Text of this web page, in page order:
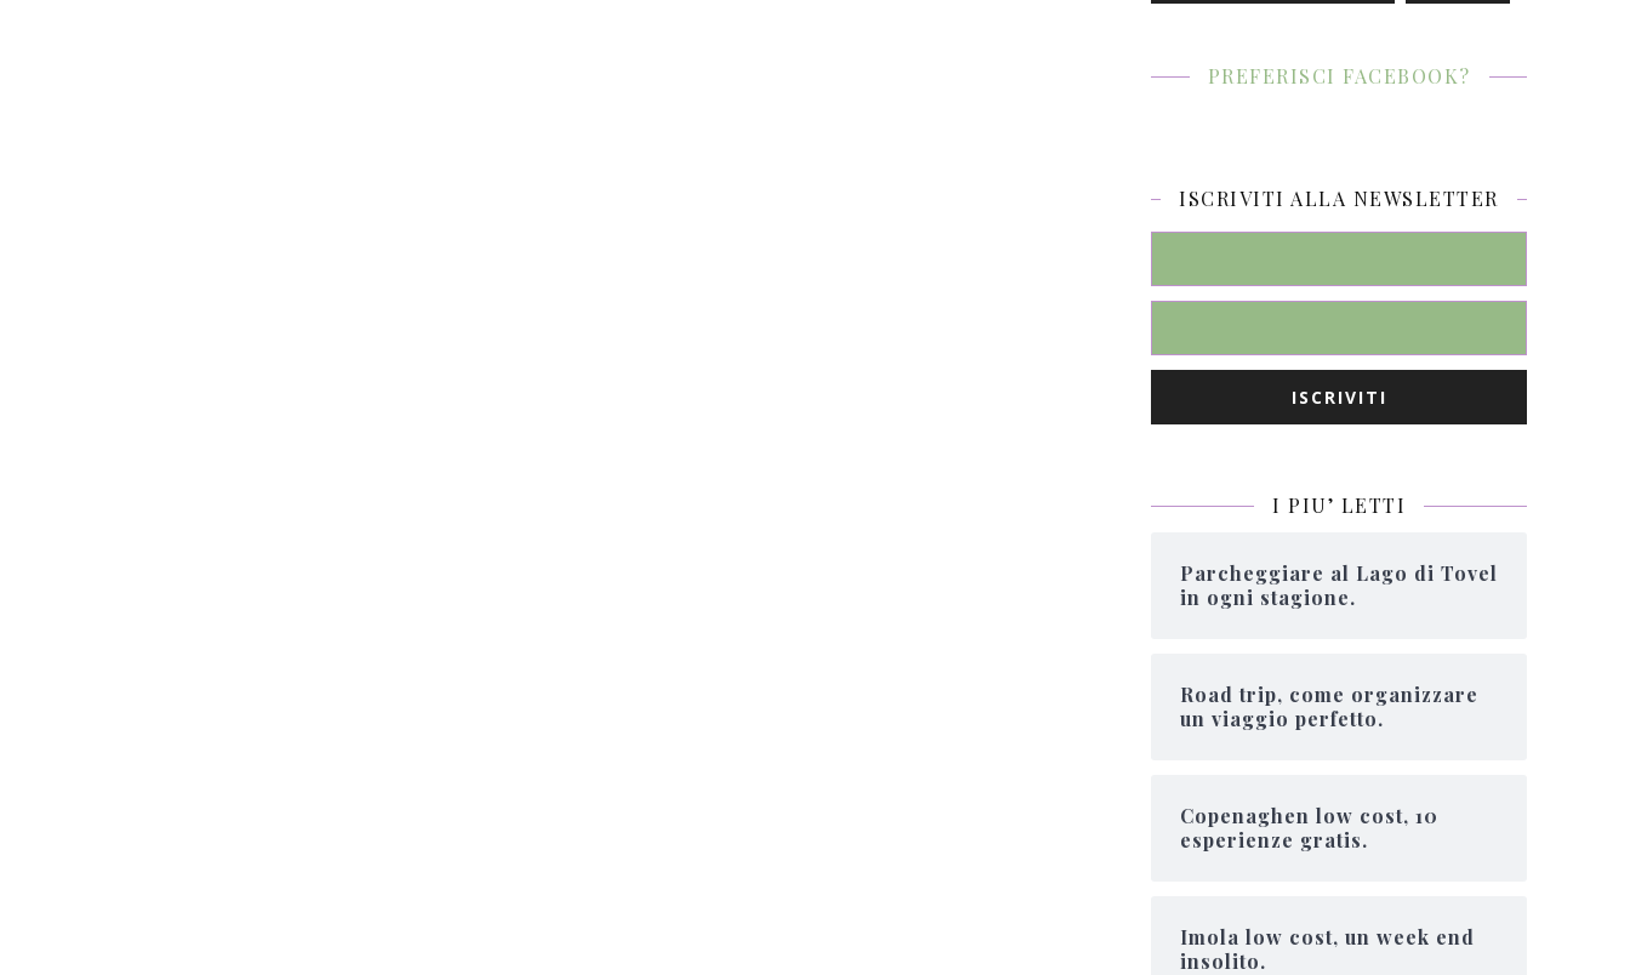
PREFERISCI FACEBOOK?
ISCRIVITI ALLA NEWSLETTER
I PIU’ LETTI
Parcheggiare al Lago di Tovel
in ogni stagione.
Road trip, come organizzare
un viaggio perfetto.
Copenaghen low cost, 10
esperienze gratis.
Imola low cost, un week end
insolito.